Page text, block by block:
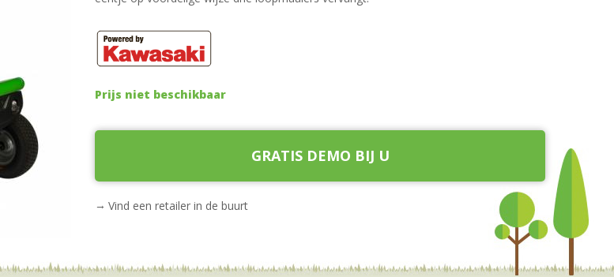
Prijs niet beschikbaar
GRATIS DEMO BIJ U
Vind een retailer in de buurt